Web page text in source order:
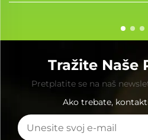
Tražite Naše
Pretplatite se na naš
Ako trebate,